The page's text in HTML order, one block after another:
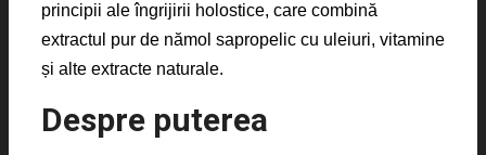
principii ale îngrijirii holostice, care combină
extractul pur de nămol sapropelic cu uleiuri, vitamine
și alte extracte naturale.
Despre puterea